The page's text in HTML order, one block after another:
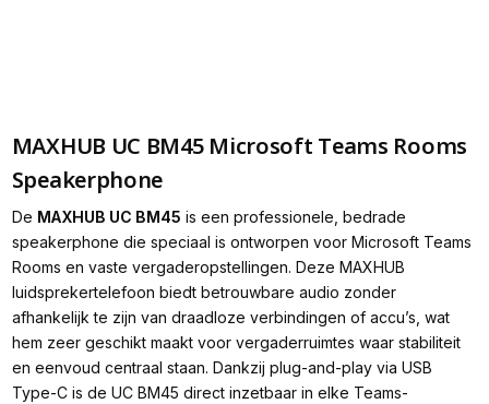
MAXHUB UC BM45 Microsoft Teams Rooms
Speakerphone
De MAXHUB UC BM45 is een professionele, bedrade
speakerphone die speciaal is ontworpen voor Microsoft Teams
Rooms en vaste vergaderopstellingen. Deze MAXHUB
luidsprekertelefoon biedt betrouwbare audio zonder
afhankelijk te zijn van draadloze verbindingen of accu’s, wat
hem zeer geschikt maakt voor vergaderruimtes waar stabiliteit
en eenvoud centraal staan. Dankzij plug-and-play via USB
Type-C is de UC BM45 direct inzetbaar in elke Teams-